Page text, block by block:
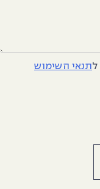
לתנאי השימוש